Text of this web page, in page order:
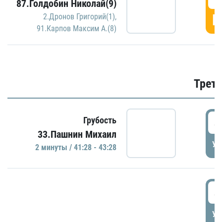
87.Голдобин Николай(9)
2.Дронов Григорий(1),
91.Карпов Максим А.(8)
Грубость
33.Пашнин Михаил
2 минуты / 41:28 - 43:28